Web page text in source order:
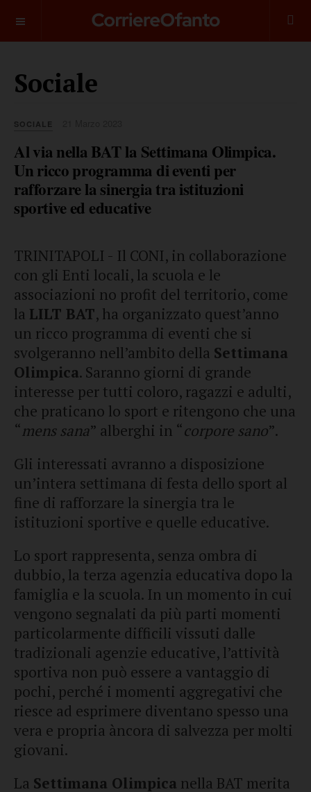
Sociale
SOCIALE
Al via nella BAT la Settimana Olimpica.
Un ricco programma di eventi per
rafforzare la sinergia tra istituzioni
sportive ed educative
TRINITAPOLI - Il CONI, in collaborazione
con gli Enti locali, la scuola e le
associazioni no profit del territorio, come
la LILT BAT, ha organizzato quest’anno
un ricco programma di eventi che si
svolgeranno nell’ambito della Settimana
Olimpica. Saranno giorni di grande
interesse per tutti coloro, ragazzi e adulti,
che praticano lo sport e ritengono che una
“mens sana” alberghi in “corpore sano”.
Gli interessati avranno a disposizione
un’intera settimana di festa dello sport al
fine di rafforzare la sinergia tra le
istituzioni sportive e quelle educative.
Lo sport rappresenta, senza ombra di
dubbio, la terza agenzia educativa dopo la
famiglia e la scuola. In un momento in cui
vengono segnalati da più parti momenti
particolarmente difficili vissuti dalle
tradizionali agenzie educative, l’attività
sportiva non può essere a vantaggio di
pochi, perché i momenti aggregativi che
riesce ad esprimere diventano spesso una
vera e propria àncora di salvezza per molti
giovani.
La Settimana Olimpica nella BAT merita